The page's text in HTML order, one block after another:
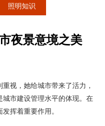
照明知识
夜景意境之美
视，她给城市带来了活力，
市建设管理水平的体现。在
挥着重要作用。